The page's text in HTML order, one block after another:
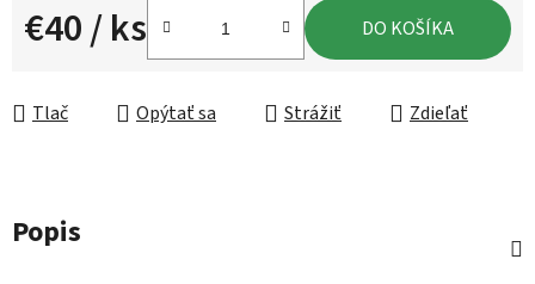
€40/ ks
Jednotková cena:
DO KOŠÍKA
Tlač Opýtať sa Strážiť Zdieľať
Popis